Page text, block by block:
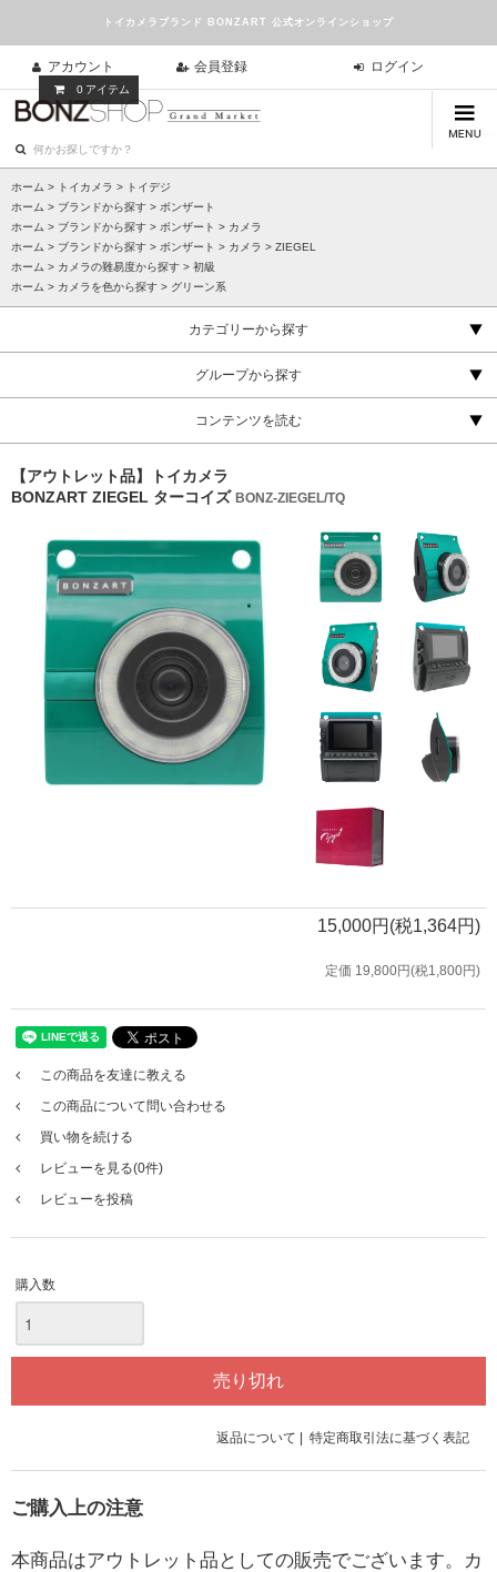
トイカメラブランド BONZART 公式オンラインショップ
アカウント 会員登録 ログイン
0 アイテム
ホーム > トイカメラ > トイデジ
ホーム > ブランドから探す > ボンザート
ホーム > ブランドから探す > ボンザート > カメラ
ホーム > ブランドから探す > ボンザート > カメラ > ZIEGEL
ホーム > カメラの難易度から探す > 初級
ホーム > カメラを色から探す > グリーン系
カテゴリーから探す
グループから探す
コンテンツを読む
【アウトレット品】トイカメラ
BONZART ZIEGEL ターコイズ BONZ-ZIEGEL/TQ
15,000円(税1,364円)
定価 19,800円(税1,800円)
この商品を友達に教える
この商品について問い合わせる
買い物を続ける
レビューを見る(0件)
レビューを投稿
購入数
返品について 特定商取引法に基づく表記
ご購入上の注意
本商品はアウトレット品としての販売でございます。カ